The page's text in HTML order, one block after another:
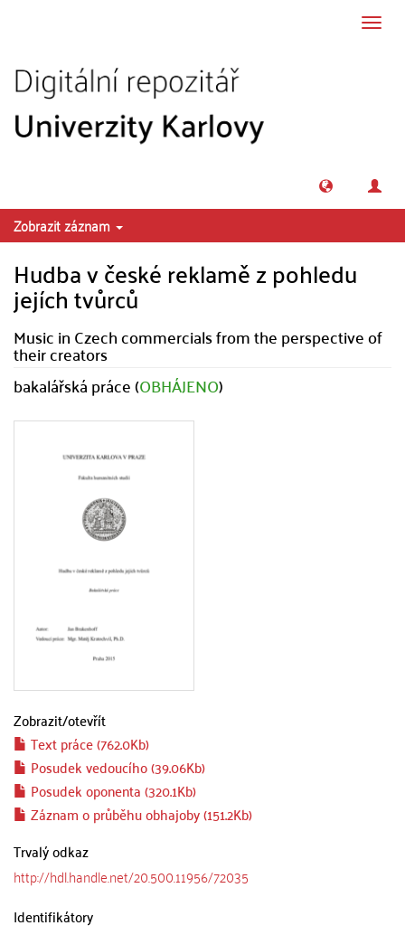
Zobrazit záznam
Hudba v české reklamě z pohledu
jejích tvůrců
Music in Czech commercials from the perspective of
their creators
bakalářská práce (OBHÁJENO)
Zobrazit/otevřít
Text práce (762.0Kb)
Posudek vedoucího (39.06Kb)
Posudek oponenta (320.1Kb)
Záznam o průběhu obhajoby (151.2Kb)
Trvalý odkaz
http://hdl.handle.net/20.500.11956/72035
Identifikátory